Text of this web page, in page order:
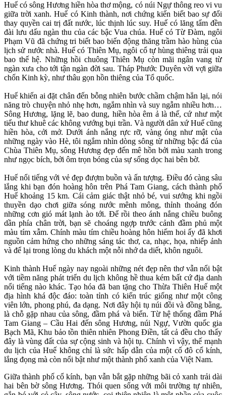
Huế có sông Hương hiền hòa thơ mộng, có núi Ngự thông reo vi vu
giữa trời xanh. Huế có Kinh thành, nơi chứng kiến biết bao sự đổi
thay quyền cai trị đất nước, lúc thịnh lúc suy. Huế có lăng tẩm đền
đài lưu dấu ngàn thu của các bậc Vua chúa. Huế có Từ Đàm, ngôi
Phạm Vũ đã chứng tri biết bao biến động thăng trầm hào hùng của
lịch sử nước nhà. Huế có Thiên Mụ, ngôi cổ tự hùng thiêng trải qua
bao thế hệ. Những hồi chuông Thiên Mụ còn mãi ngân vang từ
ngàn xưa cho tới tận ngàn đời sau. Tháp Phước Duyên vời vợi giữa
chốn Kinh kỳ, như thâu gọn hồn thiêng của Tổ quốc.
Huế khiến ai đặt chân đến bỗng nhiên bước chầm chậm hẳn lại, nói
năng trò chuyện nhỏ nhẹ hơn, ngắm nhìn và suy ngẫm nhiều hơn…
Sông Hương, lặng lẽ, bao dung, hiền hòa êm ả là thế, cứ như một
tiểu thư khuê các không vướng bụi trần. Và người dân xứ Huế cũng
hiền hòa, cởi mở. Dưới ánh nắng rực rỡ, vàng óng như mật của
những ngày vào Hè, tôi ngắm nhìn dòng sông từ những bậc đá của
Chùa Thiên Mụ, sông Hương đẹp đến mê hồn bởi màu xanh trong
như ngọc bích, bởi ôm trọn bóng của sự sống dọc hai bên bờ.
Huế nổi tiếng với vẻ đẹp đượm buồn và ấn tượng. Điều đó càng sâu
lắng khi bạn đón hoàng hôn trên Phá Tam Giang, cách thành phố
Huế khoảng 15 km. Cái cảm giác thật nhỏ bé, vui sướng khi ngồi
thuyền dạo chơi giữa sóng nước mênh mông, thỉnh thoảng đón
những cơn gió mát lạnh ào tới. Để rồi theo ánh nắng chiều buông
dần phía chân trời, bạn sẽ choáng ngợp trước cảnh đầm phủ một
màu tím xẫm. Chính màu tím chiều hoàng hôn hiếm hoi ấy đã khơi
nguồn cảm hứng cho những sáng tác thơ, ca, nhạc, họa, nhiếp ảnh
và để lại trong lòng du khách một nỗi nhớ da diết, khôn nguôi.
Kinh thành Huế ngày nay ngoài những nét đẹp nên thơ vẫn nổi bật
với tiềm năng phát triển du lịch không hề thua kém bất cứ địa danh
nổi tiếng nào khác. Tạo hóa đã ban tặng cho Thừa Thiên Huế một
địa hình khá độc đáo: toàn tỉnh có kiến trúc giống như một công
viên lớn, phong phú, đa dạng. Nơi đây hội tụ núi đồi và đồng bằng,
là chỗ gặp nhau của sông, đầm phá và biển. Từ hệ thống đầm Phá
Tam Giang – Cầu Hai đến sông Hương, núi Ngự, Vườn quốc gia
Bạch Mã, Khu bảo tồn thiên nhiên Phong Ðiền, tất cả đều cho thấy
đây là vùng đất của sự cộng sinh và hội tụ. Chính vì vậy, thế mạnh
du lịch của Huế không chỉ là sức hấp dẫn của một cố đô cổ kính,
lắng đọng mà còn nổi bật như một thành phố xanh của Việt Nam.
Giữa thành phố cổ kính, bạn vẫn bắt gặp những bãi cỏ xanh trải dài
hai bên bờ sông Hương. Thói quen sống với môi trường tự nhiên,